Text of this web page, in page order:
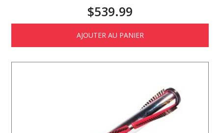
$539.99
AJOUTER AU PANIER